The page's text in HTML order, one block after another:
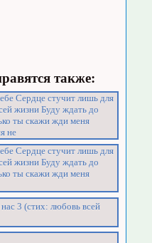
также:
Сердце стучит лишь для
жизни Буду ждать до
ты скажи жди меня
не
Сердце стучит лишь для
жизни Буду ждать до
ты скажи жди меня
3 (стих: любовь всей